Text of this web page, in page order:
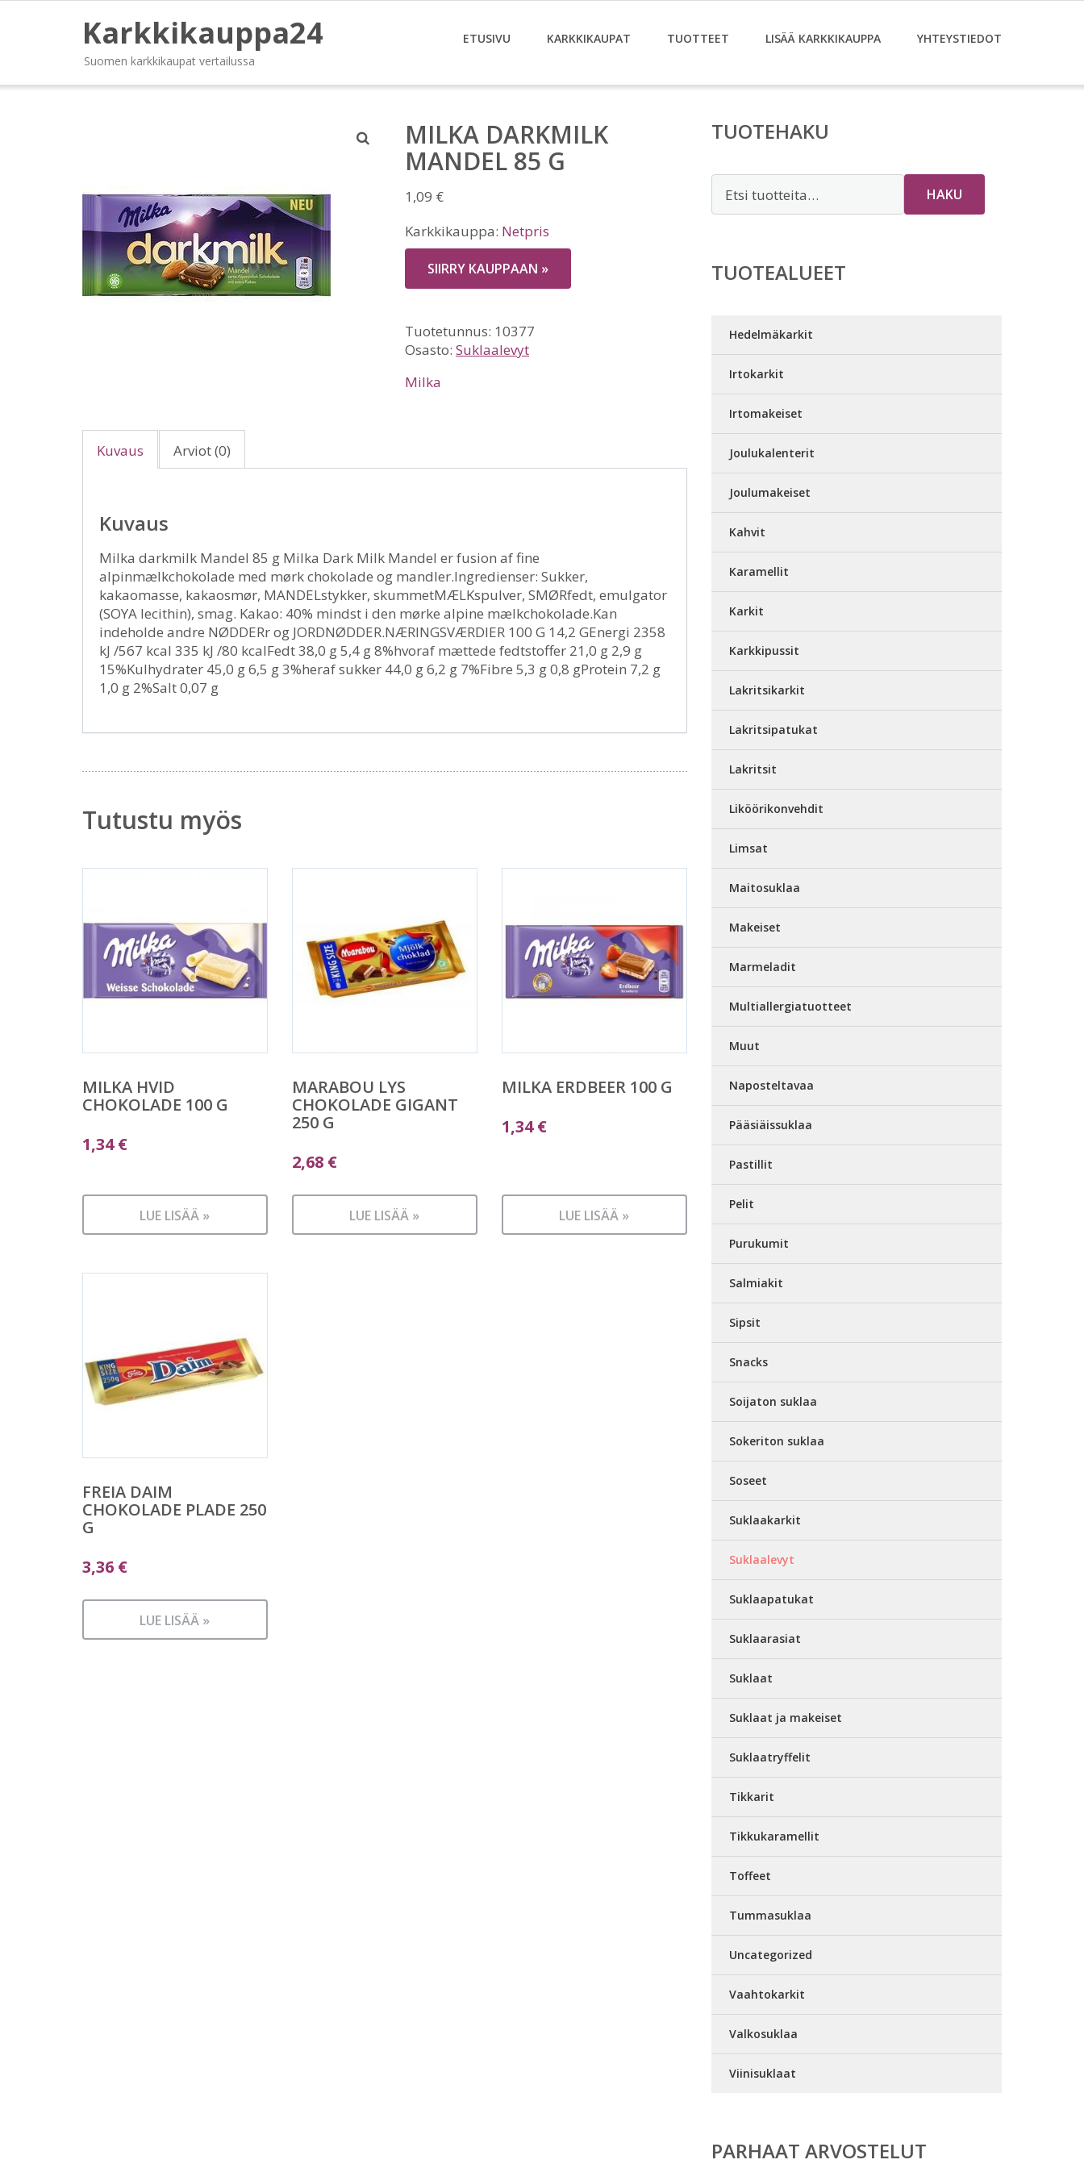
Karkkikauppa24
Suomen karkkikaupat vertailussa
ETUSIVU KARKKIKAUPAT TUOTTEET LISÄÄ KARKKIKAUPPA YHTEYSTIEDOT
MILKA DARKMILK
MANDEL 85 G
1,09 €
Karkkikauppa: Netpris
SIIRRY KAUPPAAN »
Tuotetunnus: 10377
Osasto: Suklaalevyt
Milka
Kuvaus Arviot (0)
Kuvaus
Milka darkmilk Mandel 85 g Milka Dark Milk Mandel er fusion af fine
alpinmælkchokolade med mørk chokolade og mandler.Ingredienser: Sukker,
kakaomasse, kakaosmør, MANDELstykker, skummetMÆLKspulver, SMØRfedt, emulgator
(SOYA lecithin), smag. Kakao: 40% mindst i den mørke alpine mælkchokolade.Kan
indeholde andre NØDDERr og JORDNØDDER.NÆRINGSVÆRDIER 100 G 14,2 GEnergi 2358
kJ /567 kcal 335 kJ /80 kcalFedt 38,0 g 5,4 g 8%hvoraf mættede fedtstoffer 21,0 g 2,9 g
15%Kulhydrater 45,0 g 6,5 g 3%heraf sukker 44,0 g 6,2 g 7%Fibre 5,3 g 0,8 gProtein 7,2 g
1,0 g 2%Salt 0,07 g
Tutustu myös
MILKA HVID
CHOKOLADE 100 G
1,34€
LUE LISÄÄ »
MARABOU LYS
CHOKOLADE GIGANT
250 G
2,68 €
LUE LISÄÄ »
MILKA ERDBEER 100 G
1,34€
LUE LISÄÄ »
FREIA DAIM
CHOKOLADE PLADE 250
G
3,36 €
LUE LISÄÄ »
TUOTEHAKU
HAKU
TUOTEALUEET
Hedelmäkarkit
Irtokarkit
Irtomakeiset
Joulukalenterit
Joulumakeiset
Kahvit
Karamellit
Karkit
Karkkipussit
Lakritsikarkit
Lakritsipatukat
Lakritsit
Liköörikonvehdit
Limsat
Maitosuklaa
Makeiset
Marmeladit
Multiallergiatuotteet
Muut
Naposteltavaa
Pääsiäissuklaa
Pastillit
Pelit
Purukumit
Salmiakit
Sipsit
Snacks
Soijaton suklaa
Sokeriton suklaa
Soseet
Suklaakarkit
Suklaalevyt
Suklaapatukat
Suklaarasiat
Suklaat
Suklaat ja makeiset
Suklaatryffelit
Tikkarit
Tikkukaramellit
Toffeet
Tummasuklaa
Uncategorized
Vaahtokarkit
Valkosuklaa
Viinisuklaat
PARHAAT ARVOSTELUT